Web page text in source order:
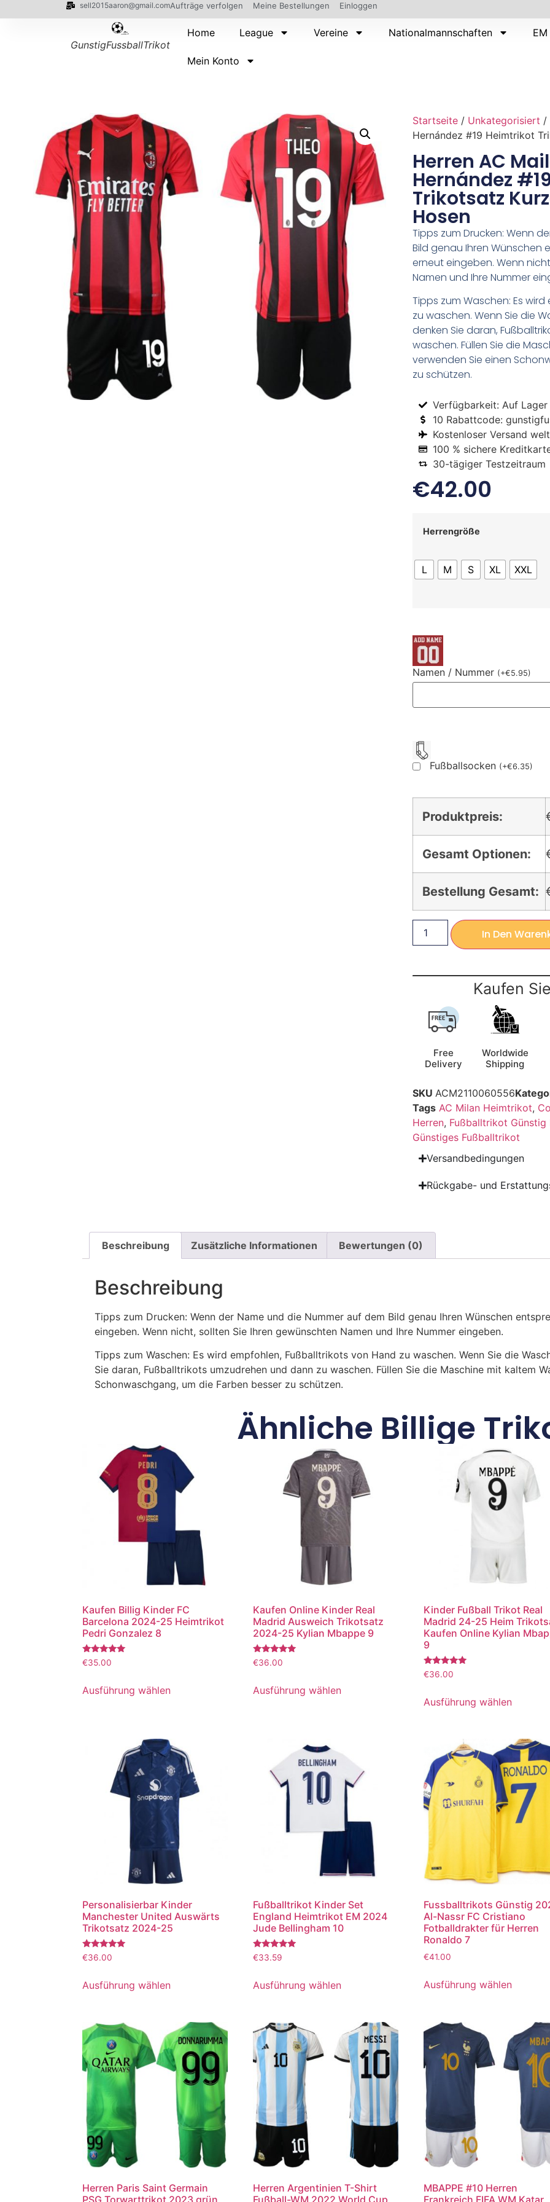
sell2015aaron@gmail.comAufträge verfolgen Meine Bestellungen Einloggen
GunstigFussballTrikot
Home League Vereine Nationalmannschaften
Mein Konto
Startseite / Unkategorisiert /
Hernández #19 Heimtrikot
Herren AC
Hernández
Trikotsatz
Hosen
Tipps zum Drucken: Wenn
Bild genau Ihren Wünschen
erneut eingeben. Wenn
Namen und Ihre Nummer
Tipps zum Waschen: Es
zu waschen. Wenn Sie die
denken Sie daran,
waschen. Füllen Sie die
verwenden Sie einen
zu schützen.
Verfügbarkeit: Auf Lager
10 Rabattcode:
Kostenloser Versand
100 % sichere
30-tägiger Testzeitraum
€42.00
Herrengröße
L M S XL XXL
Namen / Nummer (+€5.95)
Fußballsocken (+€6.35)
Produktpreis:
Gesamt Optionen:
Bestellung Gesamt:
In Den
Kaufen
Free
Delivery
Worldwide
Shipping
SKU ACM2110060556
Tags AC Milan Heimtrikot,
Herren, Fußballtrikot Günstig
Günstiges Fußballtrikot
Versandbedingungen
Rückgabe- und
Beschreibung Zusätzliche Informationen Bewertungen (0)
Beschreibung
Tipps zum Drucken: Wenn der Name und die Nummer auf dem Bild genau Ihren Wünschen
eingeben. Wenn nicht, sollten Sie Ihren gewünschten Namen und Ihre Nummer eingeben.
Tipps zum Waschen: Es wird empfohlen, Fußballtrikots von Hand zu waschen. Wenn Sie die
Sie daran, Fußballtrikots umzudrehen und dann zu waschen. Füllen Sie die Maschine mit kaltem
Schonwaschgang, um die Farben besser zu schützen.
Ähnliche Billige
Kaufen Billig Kinder FC
Barcelona 2024-25 Heimtrikot
Pedri Gonzalez 8
Bewertet
mit
von 5
€35.00
Ausführung wählen
Kaufen Online Kinder Real
Madrid Ausweich Trikotsatz
2024-25 Kylian Mbappe 9
Bewertet
mit
von 5
€36.00
Ausführung wählen
Kinder Fußball Trikot Real
Madrid 24-25 Heim
Kaufen Online Kylian
9
Bewertet
mit
von 5
€36.00
Ausführung wählen
Personalisierbar Kinder
Manchester United Auswärts
Trikotsatz 2024-25
Bewertet
mit
von 5
€36.00
Ausführung wählen
Fußballtrikot Kinder Set
England Heimtrikot EM 2024
Jude Bellingham 10
Bewertet
mit
von 5
€33.59
Ausführung wählen
Fussballtrikots Günstig
Al-Nassr FC Cristiano
Fotballdrakter für Herren
Ronaldo 7
€41.00
Ausführung wählen
Herren Paris Saint Germain
Herren Argentinien T-Shirt
MBAPPE #10 Herren